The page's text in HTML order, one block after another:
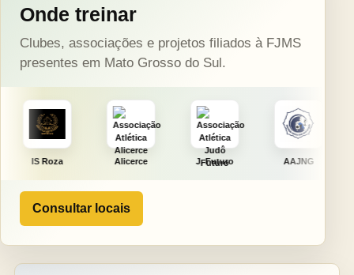
Onde treinar
Clubes, associações e projetos filiados à FJMS
presentes em Mato Grosso do Sul.
Alicerce J. Futuro AAJNG TSURU
Consultar locais